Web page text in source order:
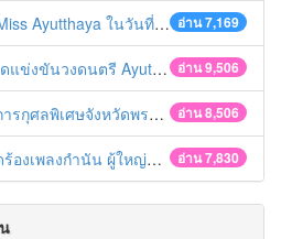
อ่าน 7,169
ในวันที่ 15 ธันวาคม 2560
อ่าน 9,506
Ayutthaya battle of the bands
อ่าน 8,506
งหวัดพระนครศรีอยุธยา 2560
อ่าน 7,830
พลงกำนัน ผู้ใหญ่บ้าน ฯลฯ